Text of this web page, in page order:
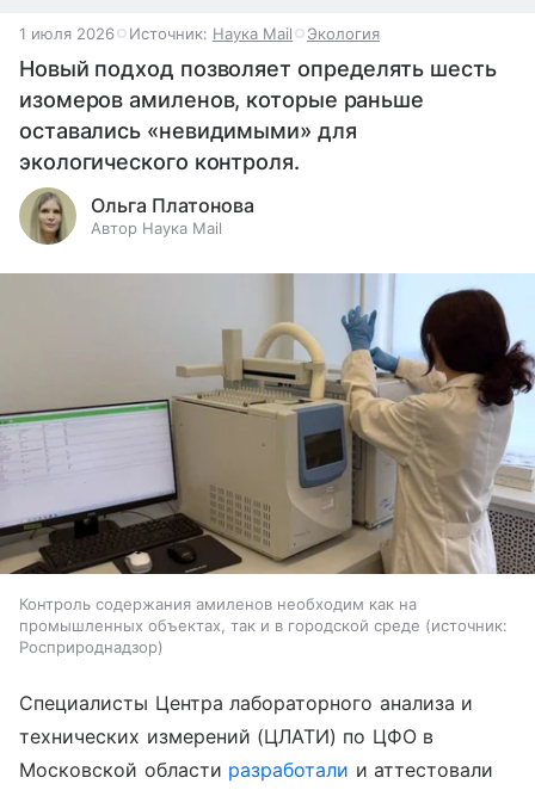
1 июля 2026 Источник: Наука Mail Экология
Новый подход позволяет определять шесть
изомеров амиленов, которые раньше
оставались «невидимыми» для
экологического контроля.
Ольга Платонова
Автор Наука Mail
Контроль содержания амиленов необходим как на
промышленных объектах, так и в городской среде
источник:
Росприроднадзор
Специалисты Центра лабораторного анализа и
технических измерений (ЦЛАТИ) по ЦФО в
Московской области разработали и аттестовали